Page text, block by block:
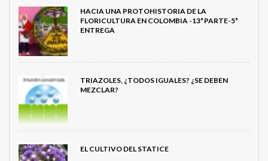
HACIA UNA PROTOHISTORIA DE LA
FLORICULTURA EN COLOMBIA -13ª PARTE-5ª
ENTREGA
TRIAZOLES, ¿TODOS IGUALES? ¿SE DEBEN
MEZCLAR?
EL CULTIVO DEL STATICE